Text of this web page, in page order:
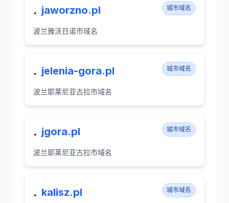
. jaworzno.pl 城市域名
波兰雅沃日诺市域名
. jelenia-gora.pl 城市域名
波兰耶莱尼亚古拉市域名
. jgora.pl 城市域名
波兰耶莱尼亚古拉市域名
. kalisz.pl 城市域名